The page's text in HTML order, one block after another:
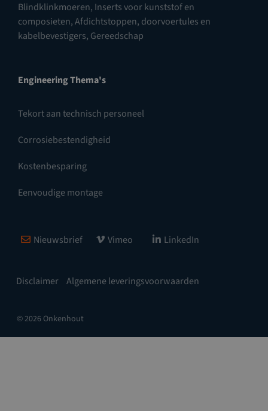
Blindklinkmoeren, Inserts voor kunststof en
composieten,Afdichtstoppen, doorvoertules en
kabelbevestigers, Gereedschap
Engineering Thema's
Tekort aan technisch personeel
Corrosiebestendigheid
Kostenbesparing
Eenvoudige montage
Disclaimer Algemene leveringsvoorwaarden
Nieuwsbrief Vimeo LinkedIn
© 2026 Onkenhout